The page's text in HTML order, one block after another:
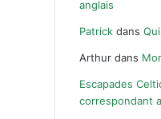
anglais
Patrick dans
Arthur dans
Escapades
correspondant